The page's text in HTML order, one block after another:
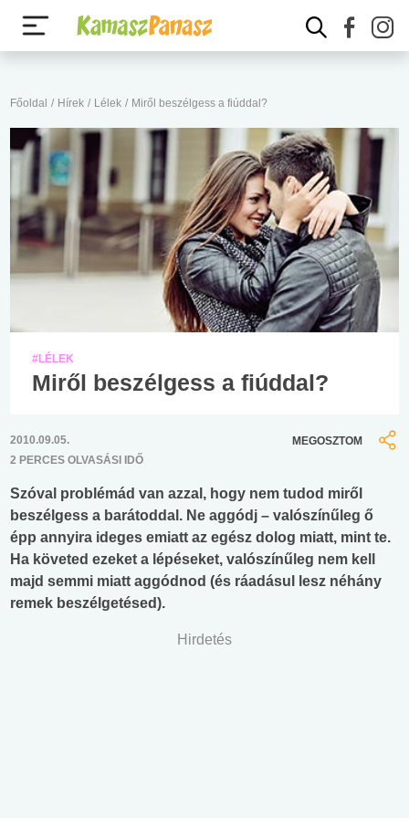
Főoldal / Hírek / Lélek / Miről beszélgess a fiúddal?
#LÉLEK
Miről beszélgess a fiúddal?
2010.09.05.
2 PERCES OLVASÁSI IDŐ
MEGOSZTOM
Szóval problémád van azzal, hogy nem tudod miről
beszélgess a barátoddal. Ne aggódj – valószínűleg ő
épp annyira ideges emiatt az egész dolog miatt, mint te.
Ha követed ezeket a lépéseket, valószínűleg nem kell
majd semmi miatt aggódnod (és ráadásul lesz néhány
remek beszélgetésed).
Hirdetés